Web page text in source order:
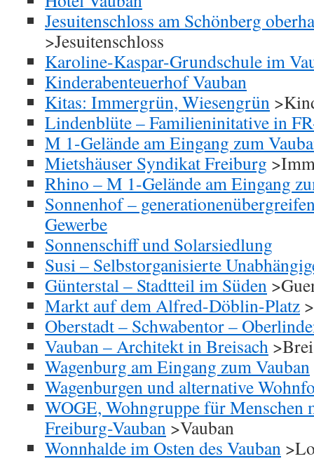
Jesuitenschloss am Schönberg
>Jesuitenschloss
Karoline-Kaspar-Grundschule im
Kinderabenteuerhof Vauban
Kitas: Immergrün, Wiesengrün
Lindenblüte – Familieninitative in
M 1-Gelände am Eingang zum
Mietshäuser Syndikat Freiburg
Rhino – M 1-Gelände am Eingang
Sonnenhof –
Gewerbe
Sonnenschiff und Solarsiedlung
Susi – Selbstorganisierte
Günterstal – Stadtteil im Süden
Markt auf dem Alfred-Döblin-Platz
Oberstadt – Schwabentor –
Vauban – Architekt in Breisach
Wagenburg am Eingang zum Vauban
Wagenburgen und alternative
WOGE, Wohngruppe für Menschen
Freiburg-Vauban >Vauban
Wonnhalde im Osten des Vauban